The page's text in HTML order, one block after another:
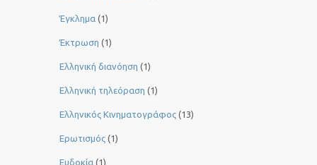
Έγκλημα (1)
Έκτρωση (1)
Ελληνική διανόηση (1)
Ελληνική τηλεόραση (1)
Ελληνικός Κινηματογράφος (13)
Ερωτισμός (1)
Ευδοκία (1)